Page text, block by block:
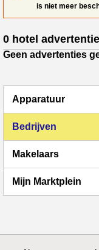
is niet meer
0 hotel
Geen advertenties
Apparatuur
Bedrijven
Makelaars
Mijn Marktplein